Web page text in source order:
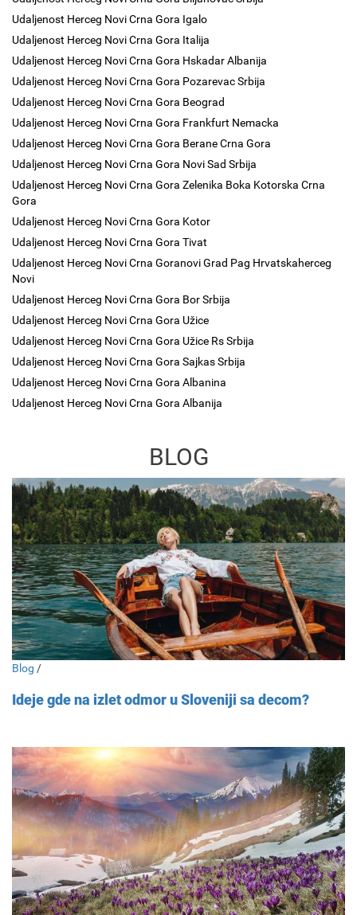
Udaljenost Herceg Novi Crna Gora Igalo
Udaljenost Herceg Novi Crna Gora Italija
Udaljenost Herceg Novi Crna Gora Hskadar Albanija
Udaljenost Herceg Novi Crna Gora Pozarevac Srbija
Udaljenost Herceg Novi Crna Gora Beograd
Udaljenost Herceg Novi Crna Gora Frankfurt Nemacka
Udaljenost Herceg Novi Crna Gora Berane Crna Gora
Udaljenost Herceg Novi Crna Gora Novi Sad Srbija
Udaljenost Herceg Novi Crna Gora Zelenika Boka Kotorska Crna
Gora
Udaljenost Herceg Novi Crna Gora Kotor
Udaljenost Herceg Novi Crna Gora Tivat
Udaljenost Herceg Novi Crna Goranovi Grad Pag Hrvatskaherceg
Novi
Udaljenost Herceg Novi Crna Gora Bor Srbija
Udaljenost Herceg Novi Crna Gora Užice
Udaljenost Herceg Novi Crna Gora Užice Rs Srbija
Udaljenost Herceg Novi Crna Gora Sajkas Srbija
Udaljenost Herceg Novi Crna Gora Albanina
Udaljenost Herceg Novi Crna Gora Albanija
BLOG
Blog /
Ideje gde na izlet odmor u Sloveniji sa decom?